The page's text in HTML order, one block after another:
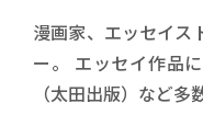
漫画家、エッセイス
ー。 エッセイ作品
（太田出版）など多